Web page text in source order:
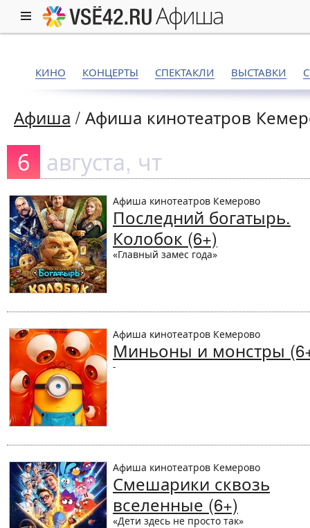
афиша
КИНО КОНЦЕРТЫ СПЕКТАКЛИ ВЫСТАВКИ
Афиша / Афиша кинотеатров
6 августа, чт
Афиша кинотеатров Кемерово
Последний богатырь.
Колобок (6+)
«Главный замес года»
Афиша кинотеатров Кемерово
Миньоны и монстры
-
Афиша кинотеатров Кемерово
Смешарики сквозь
вселенные (6+)
«Дети здесь не просто так»